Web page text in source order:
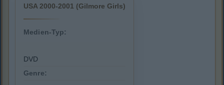
USA 2000-2001 (Gilmore Girls)
Medien-Typ:
DVD
Genre: